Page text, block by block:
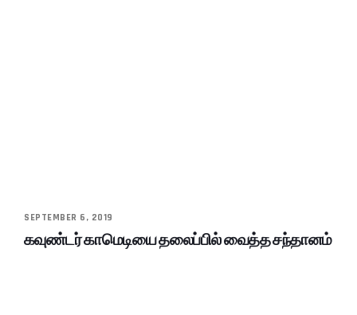
SEPTEMBER 6, 2019
கவுண்டர் காமெடியை தலைப்பில் வைத்த சந்தானம்